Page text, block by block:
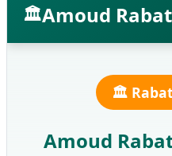
Amoud Rabat
🏛️
Amoud